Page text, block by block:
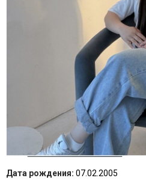
Дата рождения: 07.02.2005